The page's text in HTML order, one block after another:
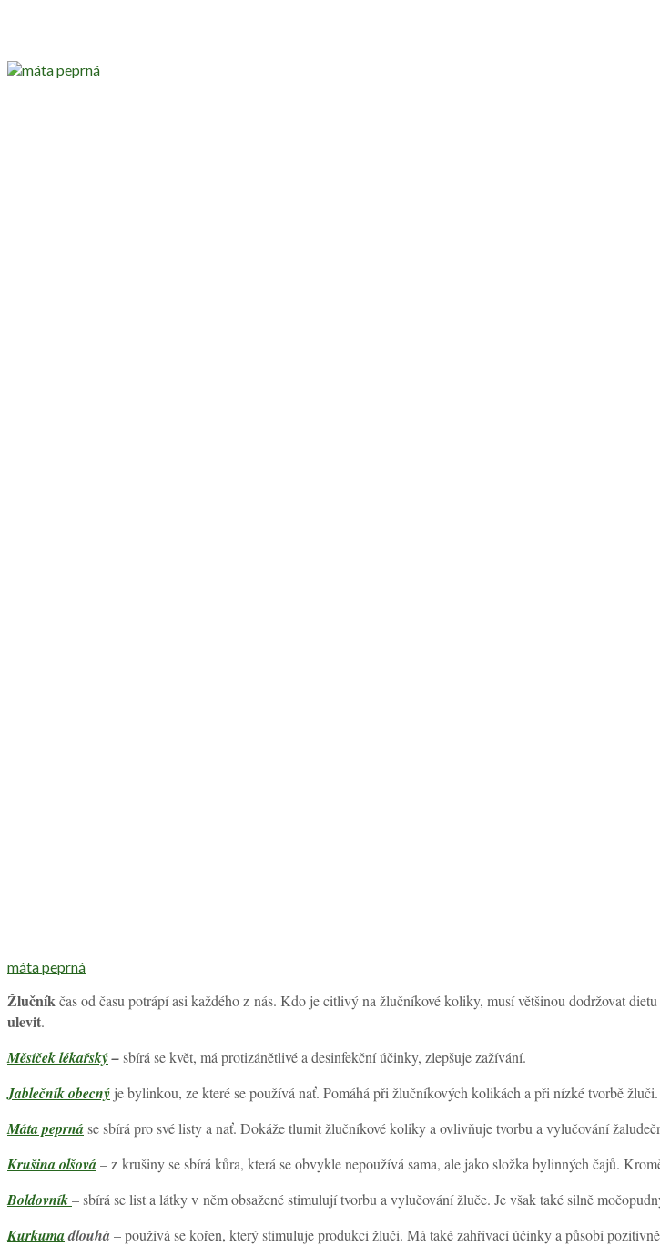
máta peprná
Žlučníkčas od času potrápí asi každého z nás. Kdo je citlivý na žlučníkové koliky, musí většinou dodržovat
ulevit.
Měsíček lékařský–sbírá se květ, má protizánětlivé a desinfekční účinky, zlepšuje zažívání.
Jablečník obecný je bylinkou, ze které se používá nať. Pomáhá při žlučníkových kolikách a při nízké tvorbě žluči.
Máta peprnáse sbírá pro své listy a nať. Dokáže tlumit žlučníkové koliky a ovlivňuje tvorbu a vylučování
Krušina olšová– z krušiny se sbírá kůra, která se obvykle nepoužívá sama, ale jako složka bylinných čajů.
Boldovník– sbírá se list a látky v něm obsažené stimulují tvorbu a vylučování žluče. Je však také silně
Kurkumadlouhá – používá se kořen, který stimuluje produkci žluči. Má také zahřívací účinky a působí